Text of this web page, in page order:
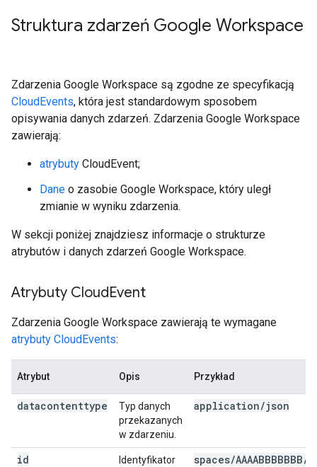
Struktura zdarzeń Google Workspace
Zdarzenia Google Workspace są zgodne ze specyfikacją
CloudEvents, która jest standardowym sposobem
opisywania danych zdarzeń. Zdarzenia Google Workspace
zawierają:
atrybuty CloudEvent;
Dane o zasobie Google Workspace, który uległ
zmianie w wyniku zdarzenia.
W sekcji poniżej znajdziesz informacje o strukturze
atrybutów i danych zdarzeń Google Workspace.
Atrybuty CloudEvent
Zdarzenia Google Workspace zawierają te wymagane
atrybuty CloudEvents:
Atrybut Opis Przykład
datacontenttype
Typ danych
przekazanych
w zdarzeniu.
application/json
id
Identyfikator
spaces/AAAABBBBBBB/